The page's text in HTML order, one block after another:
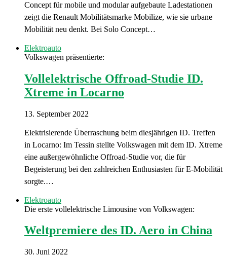
Concept für mobile und modular aufgebaute Ladestationen
zeigt die Renault Mobilitätsmarke Mobilize, wie sie urbane
Mobilität neu denkt. Bei Solo Concept…
Elektroauto
Volkswagen präsentierte:
Vollelektrische Offroad-Studie ID.
Xtreme in Locarno
13. September 2022
Elektrisierende Überraschung beim diesjährigen ID. Treffen
in Locarno: Im Tessin stellte Volkswagen mit dem ID. Xtreme
eine außergewöhnliche Offroad-Studie vor, die für
Begeisterung bei den zahlreichen Enthusiasten für E-Mobilität
sorgte.…
Elektroauto
Die erste vollelektrische Limousine von Volkswagen:
Weltpremiere des ID. Aero in China
30. Juni 2022